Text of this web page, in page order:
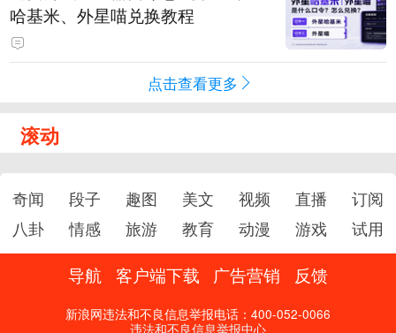
哈基米、外星喵兑换教程
点击查看更多
滚动
奇闻 段子 趣图 美文 视频 直播
订阅
八卦
情感 旅游 教育 动漫 游戏 试用
导航 客户端下载 广告营销 反馈
新浪网违法和不良信息举报电话：400-052-0066
违法和不良信息举报中心